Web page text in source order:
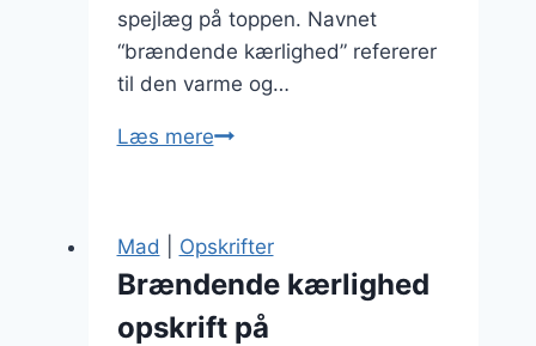
spejlæg på toppen. Navnet
“brændende kærlighed” refererer
til den varme og…
Læs mereBrændende
peber:
dem
der
Mad Opskrifter
Brændende kærlighed
opskrift på